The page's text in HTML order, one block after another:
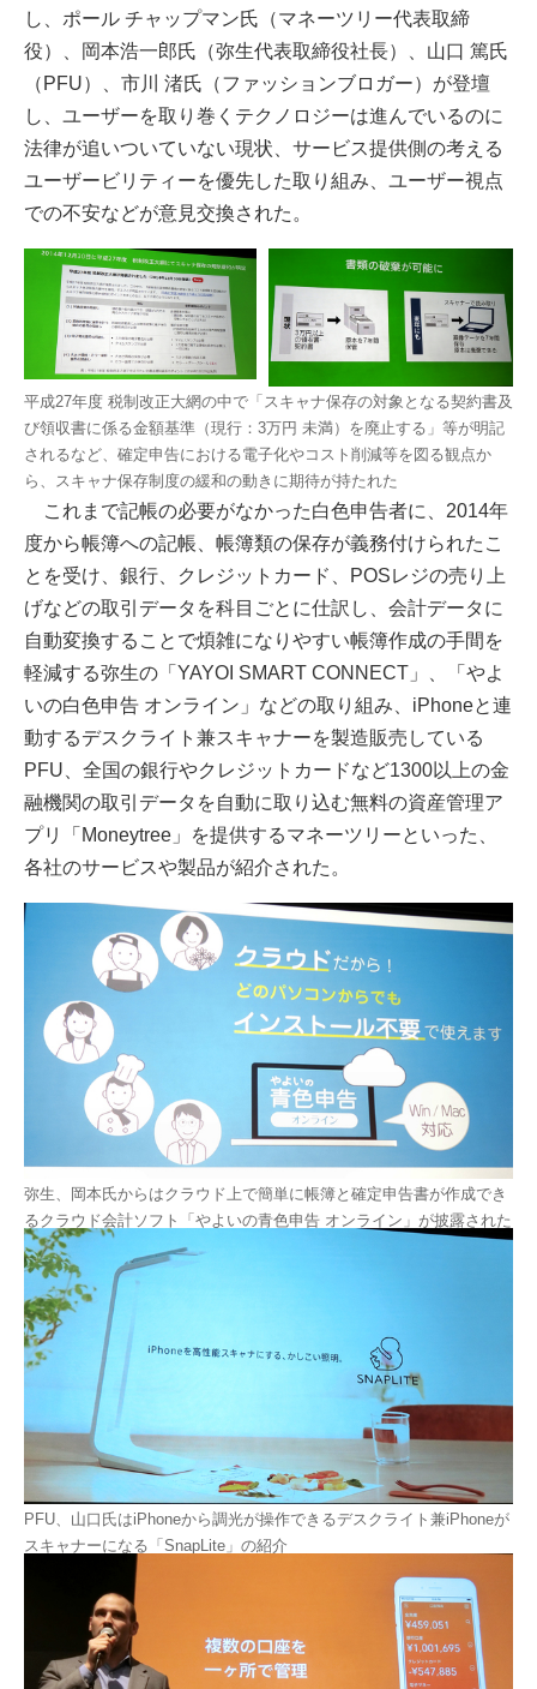
し、ポール チャップマン氏（マネーツリー代表取締
役）、岡本浩一郎氏（弥生代表取締役社長）、山口 篤氏
（PFU）、市川 渚氏（ファッションブロガー）が登壇
し、ユーザーを取り巻くテクノロジーは進んでいるのに
法律が追いついていない現状、サービス提供側の考える
ユーザービリティーを優先した取り組み、ユーザー視点
での不安などが意見交換された。
平成27年度 税制改正大網の中で「スキャナ保存の対象となる契約書及
び領収書に係る金額基準（現行：3万円 未満）を廃止する」等が明記
されるなど、確定申告における電子化やコスト削減等を図る観点か
ら、スキャナ保存制度の緩和の動きに期待が持たれた
これまで記帳の必要がなかった白色申告者に、2014年
度から帳簿への記帳、帳簿類の保存が義務付けられたこ
とを受け、銀行、クレジットカード、POSレジの売り上
げなどの取引データを科目ごとに仕訳し、会計データに
自動変換することで煩雑になりやすい帳簿作成の手間を
軽減する弥生の「YAYOI SMART CONNECT」、「やよ
いの白色申告 オンライン」などの取り組み、iPhoneと連
動するデスクライト兼スキャナーを製造販売している
PFU、全国の銀行やクレジットカードなど1300以上の金
融機関の取引データを自動に取り込む無料の資産管理ア
プリ「Moneytree」を提供するマネーツリーといった、
各社のサービスや製品が紹介された。
弥生、岡本氏からはクラウド上で簡単に帳簿と確定申告書が作成でき
るクラウド会計ソフト「やよいの青色申告 オンライン」が披露された
PFU、山口氏はiPhoneから調光が操作できるデスクライト兼iPhoneが
スキャナーになる「SnapLite」の紹介